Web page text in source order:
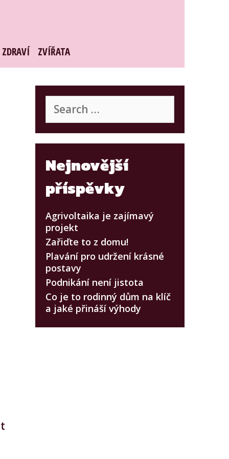
ZDRAVÍ ZVÍŘATA
for:
Nejnovější
příspěvky
Agrivoltaika je zajímavý
projekt
Zařiďte to z domu!
Plavání pro udržení krásné
postavy
Podnikání není jistota
Co je to rodinný dům na klíč
a jaké přináší výhody